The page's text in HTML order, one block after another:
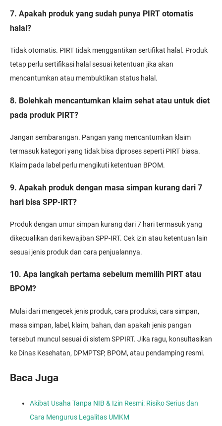
7. Apakah produk yang sudah punya PIRT otomatis
halal?
Tidak otomatis. PIRT tidak menggantikan sertifikat halal. Produk
tetap perlu sertifikasi halal sesuai ketentuan jika akan
mencantumkan atau membuktikan status halal.
8. Bolehkah mencantumkan klaim sehat atau untuk diet
pada produk PIRT?
Jangan sembarangan. Pangan yang mencantumkan klaim
termasuk kategori yang tidak bisa diproses seperti PIRT biasa.
Klaim pada label perlu mengikuti ketentuan BPOM.
9. Apakah produk dengan masa simpan kurang dari 7
hari bisa SPP-IRT?
Produk dengan umur simpan kurang dari 7 hari termasuk yang
dikecualikan dari kewajiban SPP-IRT. Cek izin atau ketentuan lain
sesuai jenis produk dan cara penjualannya.
10. Apa langkah pertama sebelum memilih PIRT atau
BPOM?
Mulai dari mengecek jenis produk, cara produksi, cara simpan,
masa simpan, label, klaim, bahan, dan apakah jenis pangan
tersebut muncul sesuai di sistem SPPIRT. Jika ragu, konsultasikan
ke Dinas Kesehatan, DPMPTSP, BPOM, atau pendamping resmi.
Baca Juga
Akibat Usaha Tanpa NIB & Izin Resmi: Risiko Serius dan
Cara Mengurus Legalitas UMKM